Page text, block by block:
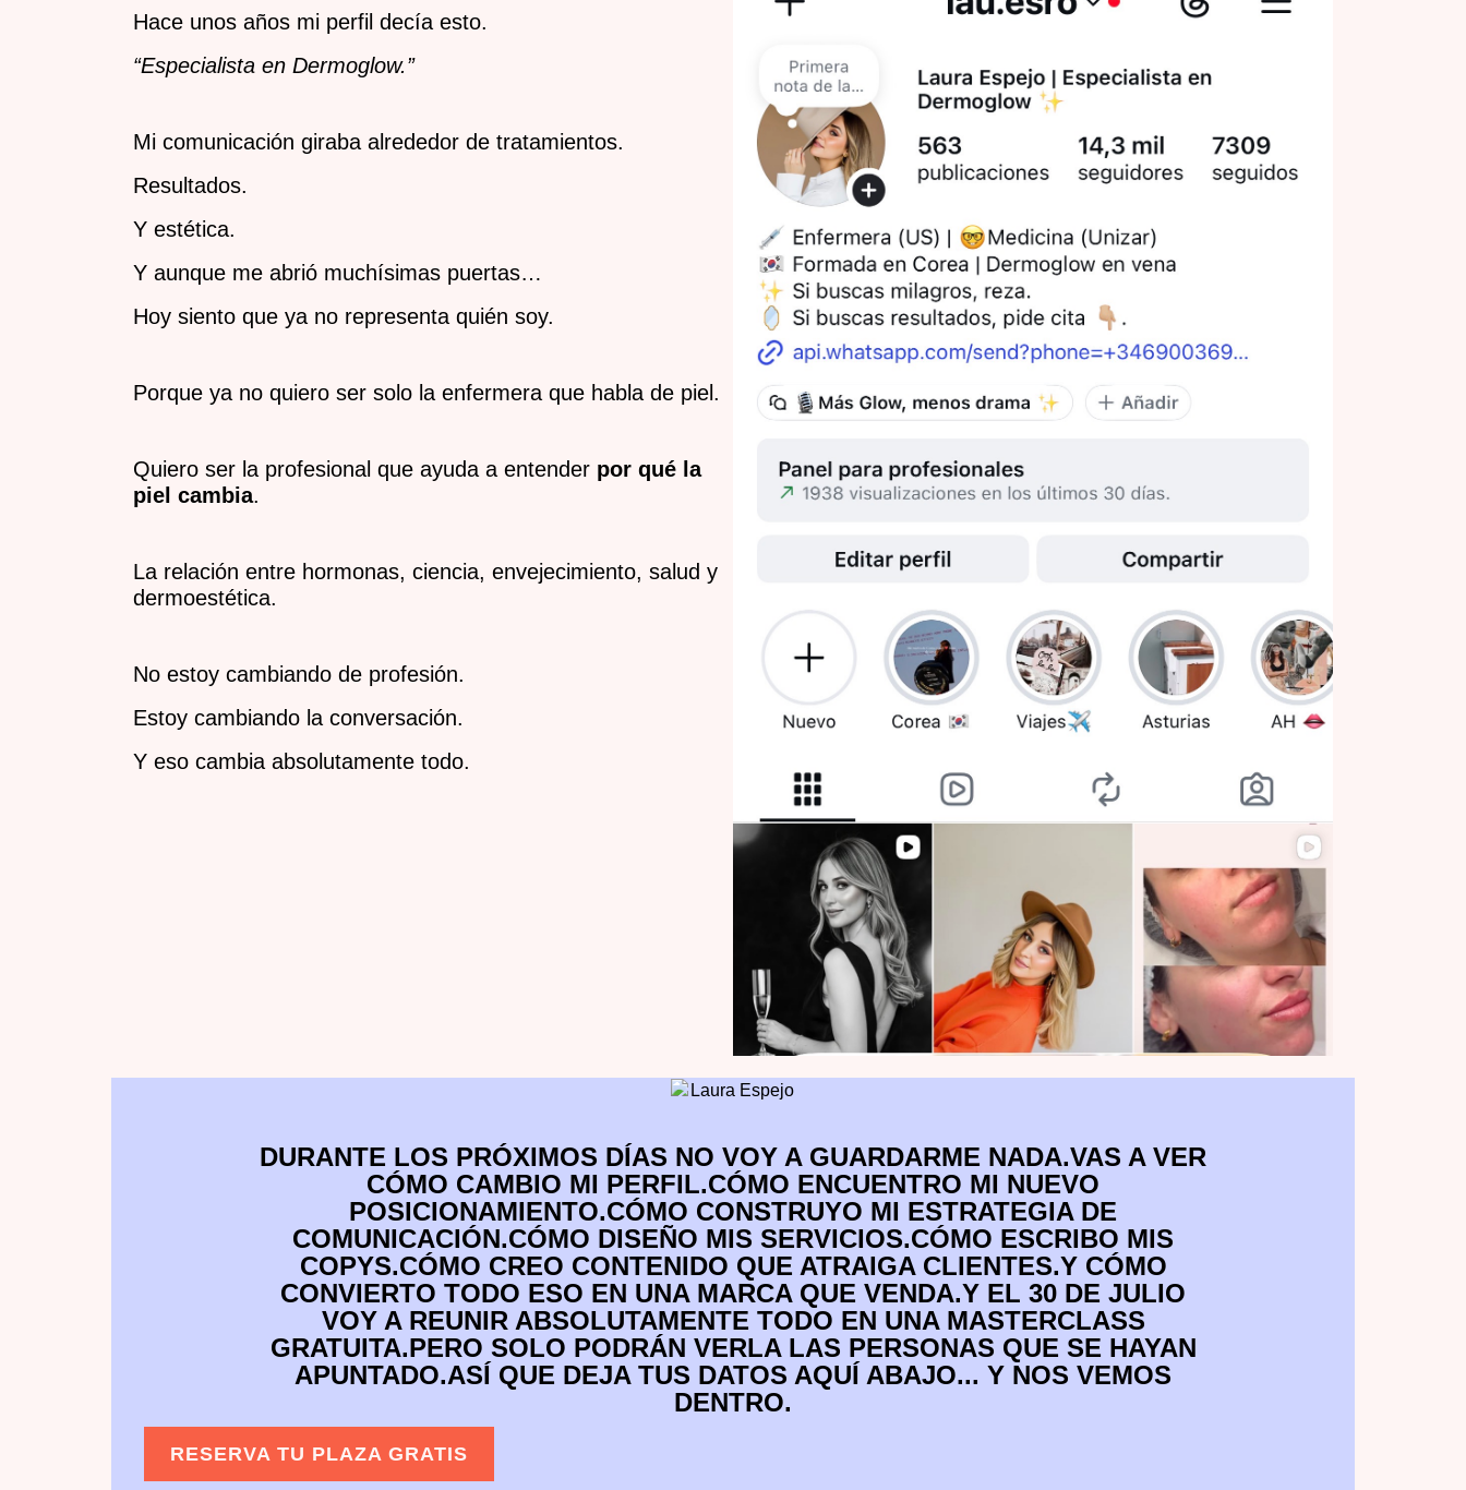
Hace unos años mi perfil decía esto.
“Especialista en Dermoglow.”
Mi comunicación giraba alrededor de tratamientos.
Resultados.
Y estética.
Y aunque me abrió muchísimas puertas…
Hoy siento que ya no representa quién soy.
Porque ya no quiero ser solo la enfermera que habla de piel.
Quiero ser la profesional que ayuda a entender por qué la
piel cambia.
La relación entre hormonas, ciencia, envejecimiento, salud y
dermoestética.
No estoy cambiando de profesión.
Estoy cambiando la conversación.
Y eso cambia absolutamente todo.
DURANTE LOS PRÓXIMOS DÍAS NO VOY A GUARDARME NADA.VAS A VER
CÓMO CAMBIO MI PERFIL.CÓMO ENCUENTRO MI NUEVO
POSICIONAMIENTO.CÓMO CONSTRUYO MI ESTRATEGIA DE
COMUNICACIÓN.CÓMO DISEÑO MIS SERVICIOS.CÓMO ESCRIBO MIS
COPYS.CÓMO CREO CONTENIDO QUE ATRAIGA CLIENTES.Y CÓMO
CONVIERTO TODO ESO EN UNA MARCA QUE VENDA.Y EL 30 DE JULIO
VOY A REUNIR ABSOLUTAMENTE TODO EN UNA MASTERCLASS
GRATUITA.PERO SOLO PODRÁN VERLA LAS PERSONAS QUE SE HAYAN
APUNTADO.ASÍ QUE DEJA TUS DATOS AQUÍ ABAJO... Y NOS VEMOS
DENTRO.
RESERVA TU PLAZA GRATIS